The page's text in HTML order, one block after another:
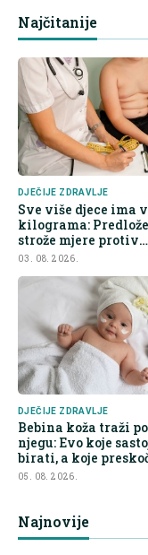
Najčitanije
DJEČIJE ZDRAVLJE
Sve više djece ima
kilograma:
strože mjere protiv
nezdrave hrane
03. 08. 2026.
DJEČIJE ZDRAVLJE
Bebina koža traži
njegu: Evo koje
birati, a koje
05. 08. 2026.
Najnovije